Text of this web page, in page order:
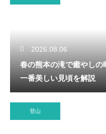
2026.08.06
春の熊本の滝で癒やし
一番美しい見頃を解説
登山